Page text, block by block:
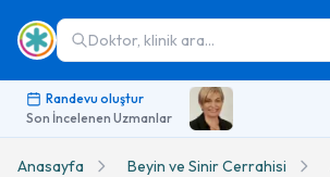
Doktor, klinik ara...
Randevu oluştur
Son İncelenen Uzmanlar
Anasayfa Beyin ve Sinir Cerrahisi